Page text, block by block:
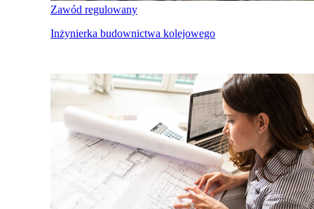
Zawód regulowany
Inżynierka budownictwa kolejowego